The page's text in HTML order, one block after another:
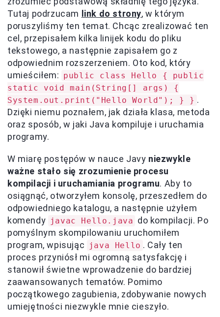
Tutaj podrzucam
link do strony, w którym
poruszyliśmy ten temat. Chcąc zrealizować ten
cel, przepisałem kilka linijek kodu do pliku
tekstowego, a następnie zapisałem go z
odpowiednim rozszerzeniem. Oto kod, który
umieściłem: public class Hello { public
static void main(String[] args) {
System.out.print("Hello World"); } } .
Dzięki niemu poznałem, jak działa klasa, metoda
oraz sposób, w jaki Java kompiluje i uruchamia
programy.
W miarę postępów w nauce Javy niezwykle
ważne stało się zrozumienie procesu
kompilacji i uruchamiania programu. Aby to
osiągnąć, otworzyłem konsolę, przeszedłem do
odpowiedniego katalogu, a następnie użyłem
komendy javac Hello.java do kompilacji. Po
pomyślnym skompilowaniu uruchomiłem
program, wpisując
java Hello . Cały ten
proces przyniósł mi ogromną satysfakcję i
stanowił świetne wprowadzenie do bardziej
zaawansowanych tematów. Pomimo
początkowego zagubienia, zdobywanie nowych
umiejętności niezwykle mnie cieszyło.